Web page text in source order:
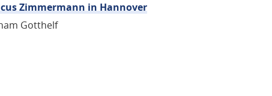
Zimmermann in Hannover
Gotthelf